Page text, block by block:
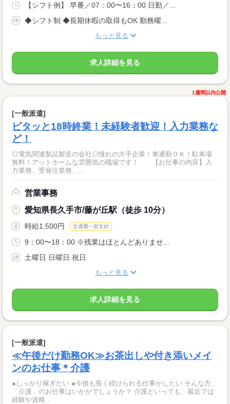
【シフト例】 早番／07：00〜16：00 日勤／...
◆シフト制 ◆長期休暇の取得もOK 勤務曜...
もっと見る
求人詳細を見る
1週間以内公開
[一般派遣]
ピタッと18時終業！未経験者歓迎！入力業務な
ど！
◎電気関連製品製造の会社◎憧れの大手企業！車通勤ＯＫ！駐車場
無料！アットホームな雰囲気の職場です！ 【お仕事の内容】入
力業務、受発注業務、...
営業事務
愛知県長久手市/藤が丘駅（徒歩 10分）
時給1,500円 交通費一部支給
9：00〜18：00 ※残業はほとんどありませ...
土曜日 日曜日 祝日
もっと見る
求人詳細を見る
[一般派遣]
≪午後だけ勤務OK≫お茶出しや付き添いメイ
ンのお仕事＊介護
●しっかり稼ぎたい ●今後も長く続けられる仕事がしたい そんな方、
「介護」のお仕事はいかがでしょうか？ 介護といっても、最近では
経験や資格...